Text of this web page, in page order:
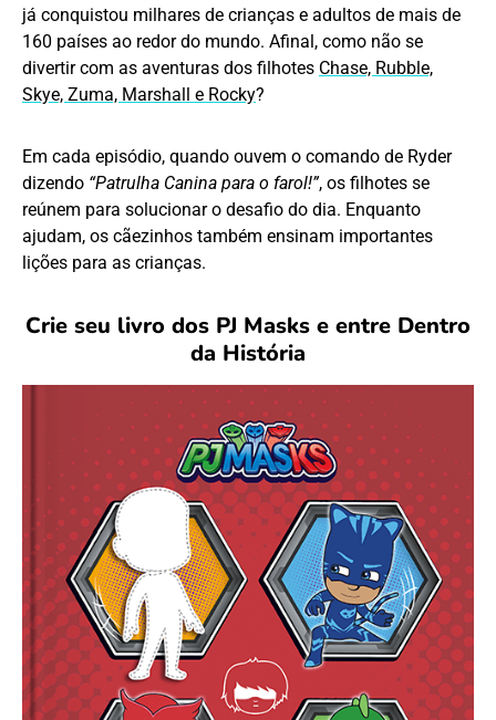
já conquistou milhares de crianças e adultos de mais de
160 países ao redor do mundo. Afinal, como não se
divertir com as aventuras dos filhotes Chase, Rubble,
Skye, Zuma, Marshall e Rocky?
Em cada episódio, quando ouvem o comando de Ryder
dizendo “Patrulha Canina para o farol!”, os filhotes se
reúnem para solucionar o desafio do dia. Enquanto
ajudam, os cãezinhos também ensinam importantes
lições para as crianças.
Crie seu livro dos PJ Masks e entre Dentro
da História